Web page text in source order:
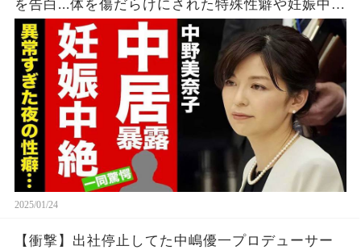
を告白...体を傷だらけにされた特殊性癖や妊娠中絶
の真相に驚愕！『フジテレビ』の"パン"に隠された
恐怖の秘密がヤバすぎた！【芸能】
2025/01/24
【衝撃】出社停止してた中嶋優一プロデューサー